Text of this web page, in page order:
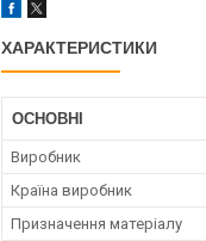
ХАРАКТЕРИСТИКИ
ОСНОВНІ
Виробник
Країна виробник
Призначення матеріалу